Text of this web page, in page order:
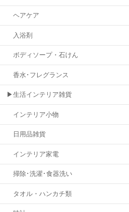
ヘアケア
入浴剤
ボディソープ・石けん
香水･フレグランス
▶生活インテリア雑貨
インテリア小物
日用品雑貨
インテリア家電
掃除･洗濯･食器洗い
タオル・ハンカチ類